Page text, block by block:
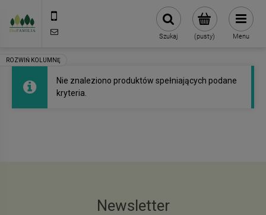
(pusty)
Szukaj Menu
Nie znaleziono produktów spełniających podane
kryteria.
Newsletter